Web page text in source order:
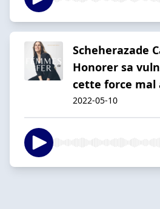
Scheherazade
Honorer sa
cette force mal
2022-05-10